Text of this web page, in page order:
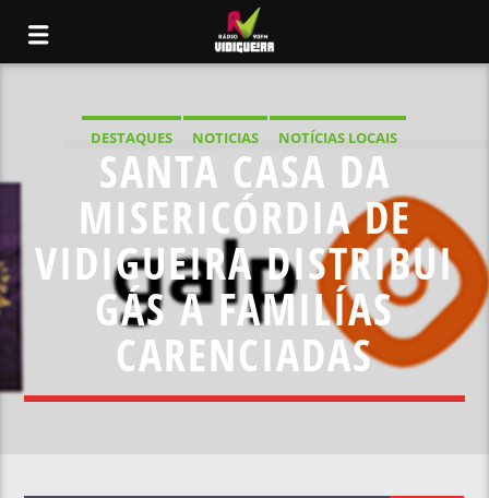
DESTAQUES NOTICIAS
NOTÍCIAS LOCAIS
NOTÍCIAS NACIONAIS
SANTA CASA DA
MISERICÓRDIA DE
VIDIGUEIRA DISTRIBUI
GÁS A FAMILÍAS
CARENCIADAS